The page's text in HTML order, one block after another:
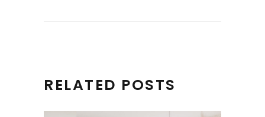
RELATED POSTS